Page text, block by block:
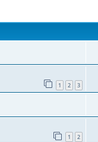
1 2 3
1 2